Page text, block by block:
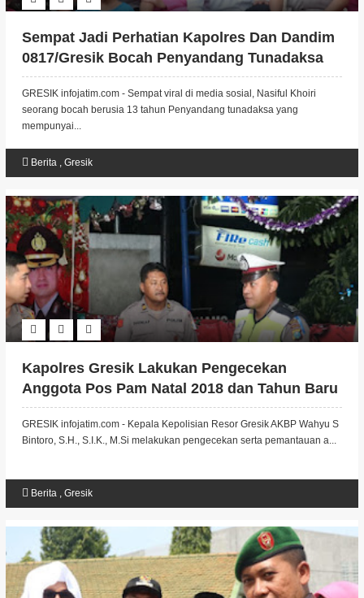
Sempat Jadi Perhatian Kapolres Dan Dandim
0817/Gresik Bocah Penyandang Tunadaksa
GRESIK infojatim.com - Sempat viral di media sosial, Nasiful Khoiri
seorang bocah berusia 13 tahun Penyandang tunadaksa yang
mempunyai...
Berita, Gresik
Kapolres Gresik Lakukan Pengecekan
Anggota Pos Pam Natal 2018 dan Tahun Baru
2019
GRESIK infojatim.com - Kepala Kepolisian Resor Gresik AKBP Wahyu S
Bintoro, S.H., S.I.K., M.Si melakukan pengecekan serta pemantauan a...
Berita, Gresik